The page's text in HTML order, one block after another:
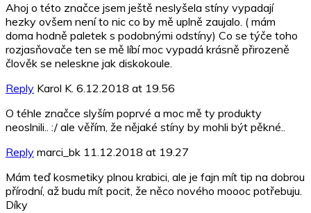
Ahoj o této značce jsem ještě neslyšela stíny vypadají
hezky ovšem není to nic co by mě uplně zaujalo. ( mám
doma hodně paletek s podobnými odstíny) Co se týče toho
rozjasňovače ten se mě líbí moc vypadá krásně přirozeně
člověk se neleskne jak diskokoule.
Reply Karol K. 6.12.2018 at 19.56
O téhle značce slyším poprvé a moc mě ty produkty
neoslnili.. :/ ale věřím, že nějaké stíny by mohli být pěkné..
Reply marci_bk 11.12.2018 at 19.27
Mám teď kosmetiky plnou krabici, ale je fajn mít tip na dobrou
přírodní, až budu mít pocit, že něco nového moooc potřebuju.
Díky